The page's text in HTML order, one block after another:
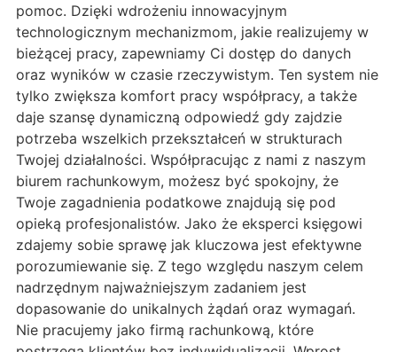
pomoc. Dzięki wdrożeniu innowacyjnym
technologicznym mechanizmom, jakie realizujemy w
bieżącej pracy, zapewniamy Ci dostęp do danych
oraz wyników w czasie rzeczywistym. Ten system nie
tylko zwiększa komfort pracy współpracy, a także
daje szansę dynamiczną odpowiedź gdy zajdzie
potrzeba wszelkich przekształceń w strukturach
Twojej działalności. Współpracując z nami z naszym
biurem rachunkowym, możesz być spokojny, że
Twoje zagadnienia podatkowe znajdują się pod
opieką profesjonalistów. Jako że eksperci księgowi
zdajemy sobie sprawę jak kluczowa jest efektywne
porozumiewanie się. Z tego względu naszym celem
nadrzędnym najważniejszym zadaniem jest
dopasowanie do unikalnych żądań oraz wymagań.
Nie pracujemy jako firmą rachunkową, które